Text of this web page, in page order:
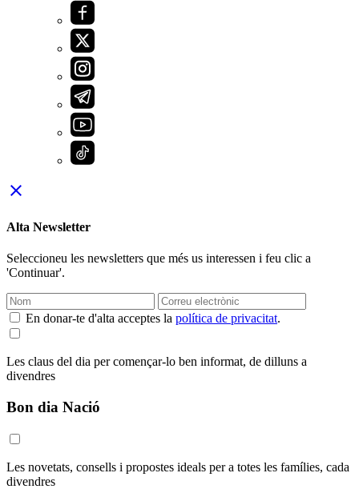
close
Alta Newsletter
Seleccioneu les newsletters que més us interessen i feu clic a
'Continuar'.
En donar-te d'alta acceptes la política de privacitat.
Les claus del dia per començar-lo ben informat, de dilluns a
divendres
Bon dia Nació
Les novetats, consells i propostes ideals per a totes les famílies, cada
divendres